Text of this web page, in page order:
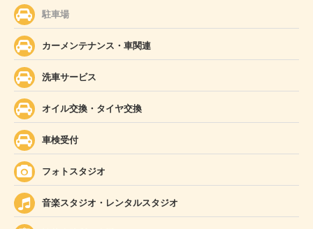
駐車場
カーメンテナンス・車関連
洗車サービス
オイル交換・タイヤ交換
車検受付
フォトスタジオ
音楽スタジオ・レンタルスタジオ